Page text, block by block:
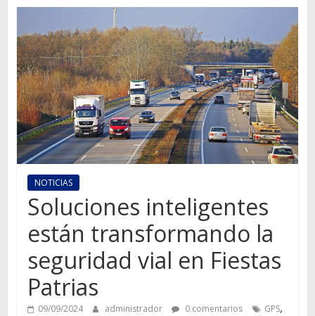
camiones,
motos,
información
del
mundo
del
transporte
NOTICIAS
Soluciones inteligentes
están transformando la
seguridad vial en Fiestas
Patrias
09/09/2024 administrador 0 comentarios GPS,